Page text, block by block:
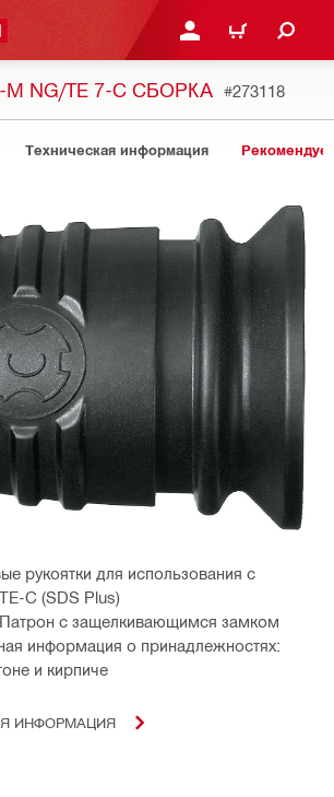
ВОЙДИТЕ В СВОЮ
КОРЗИНА
NG/TE 7-C СБОРКА #273118
Техническая информация
рукоятки для использования с
C (SDS Plus)
с защелкивающимся замком
информация о принадлежностях:
и кирпиче
ИНФОРМАЦИЯ